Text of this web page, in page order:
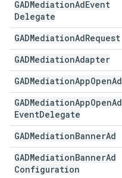
GADMediationAdEvent
Delegate
GADMediationAdRequest
GADMediationAdapter
GADMediationAppOpenAd
GADMediationAppOpenAd
EventDelegate
GADMediationBannerAd
GADMediationBannerAd
Configuration